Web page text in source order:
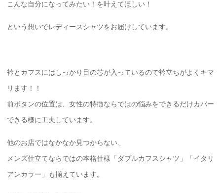
こんな自分になってみたい！を叶えてほしい！
という想いでレディースシャツをお届けしています。
衿とカフスにはしっかり目の芯が入っているので衿立ちがよくキマ
リます！！
前ボタンの位置は、女性の特徴ならではの悩みをできるだけカバー
できる様に工夫しています。
他のお店ではなかなか見つからない、
メンズ仕立てならではの本格仕様「ダブルカフスシャツ」「イタリ
アンカラー」も揃えています。